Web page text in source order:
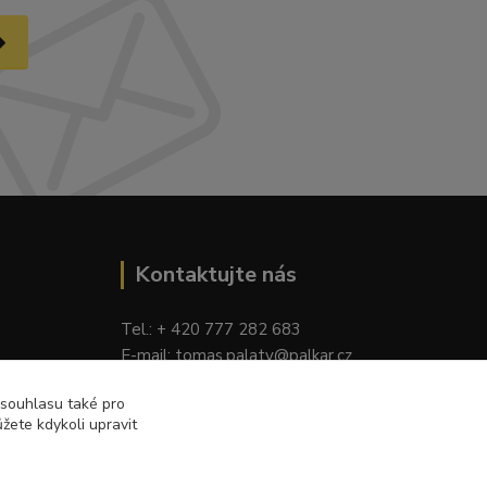
Kontaktujte nás
Tel.: + 420 777 282 683
E-mail: tomas.palaty@palkar.cz
také pro
kdykoli upravit